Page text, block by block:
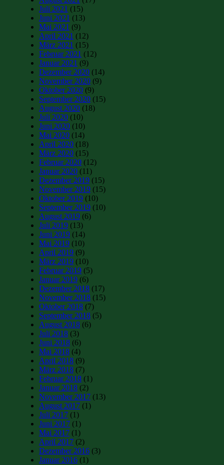
Juli 2021 (15)
Juni 2021 (13)
Mai 2021 (9)
April 2021 (12)
März 2021 (15)
Februar 2021 (12)
Januar 2021 (9)
Dezember 2020 (14)
November 2020 (9)
Oktober 2020 (9)
September 2020 (15)
August 2020 (18)
Juli 2020 (10)
Juni 2020 (10)
Mai 2020 (14)
April 2020 (18)
März 2020 (15)
Februar 2020 (12)
Januar 2020 (11)
Dezember 2019 (15)
November 2019 (15)
Oktober 2019 (10)
September 2019 (10)
August 2019 (6)
Juli 2019 (13)
Juni 2019 (14)
Mai 2019 (10)
April 2019 (9)
März 2019 (10)
Februar 2019 (5)
Januar 2019 (6)
Dezember 2018 (17)
November 2018 (15)
Oktober 2018 (7)
September 2018 (5)
August 2018 (6)
Juli 2018 (3)
Juni 2018 (6)
Mai 2018 (4)
April 2018 (9)
März 2018 (7)
Februar 2018 (1)
Januar 2018 (2)
November 2017 (13)
August 2017 (1)
Juli 2017 (1)
Juni 2017 (1)
Mai 2017 (1)
April 2017 (2)
Dezember 2016 (3)
Januar 2016 (1)